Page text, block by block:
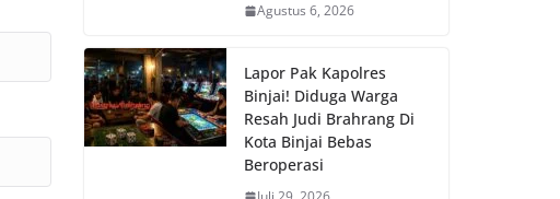
Agustus 6, 2026
Lapor Pak Kapolres
Binjai! Diduga Warga
Resah Judi Brahrang Di
Kota Binjai Bebas
Beroperasi